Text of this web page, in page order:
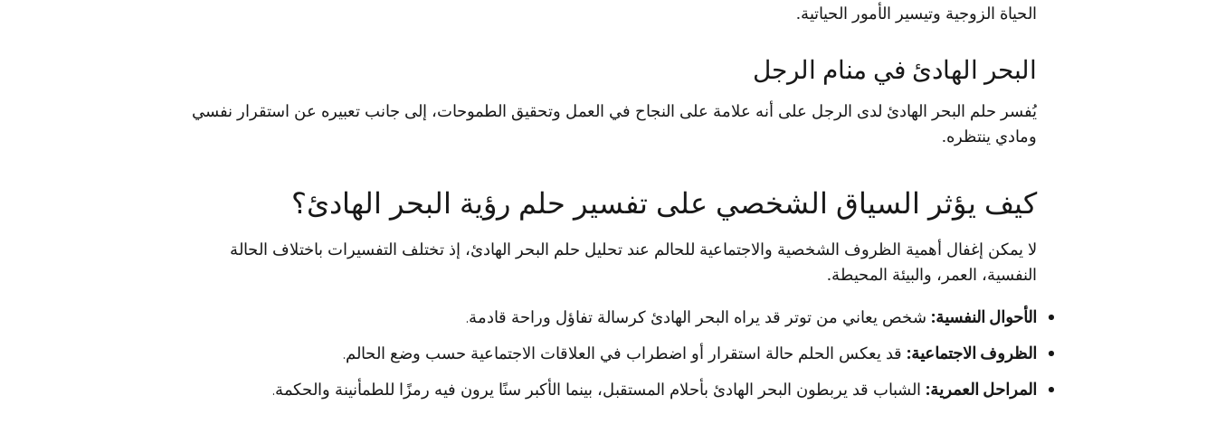
الحياة الزوجية وتيسير الأمور الحياتية.
البحر الهادئ في منام الرجل
يُفسر حلم البحر الهادئ لدى الرجل على أنه علامة على النجاح في العمل وتحقيق الطموحات، إلى جانب تعبيره عن استقرار نفسي
ومادي ينتظره.
كيف يؤثر السياق الشخصي على تفسير حلم رؤية البحر الهادئ؟
لا يمكن إغفال أهمية الظروف الشخصية والاجتماعية للحالم عند تحليل حلم البحر الهادئ، إذ تختلف التفسيرات باختلاف الحالة
النفسية، العمر، والبيئة المحيطة.
الأحوال النفسية: شخص يعاني من توتر قد يراه البحر الهادئ كرسالة تفاؤل وراحة قادمة.
الظروف الاجتماعية: قد يعكس الحلم حالة استقرار أو اضطراب في العلاقات الاجتماعية حسب وضع الحالم.
المراحل العمرية: الشباب قد يربطون البحر الهادئ بأحلام المستقبل، بينما الأكبر سنًا يرون فيه رمزًا للطمأنينة والحكمة.